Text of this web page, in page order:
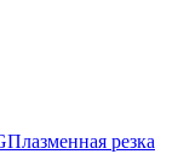
Плазменная резка